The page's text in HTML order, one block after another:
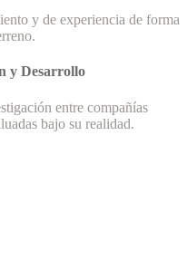
y de experiencia de forma
y Desarrollo
entre compañías
bajo su realidad.